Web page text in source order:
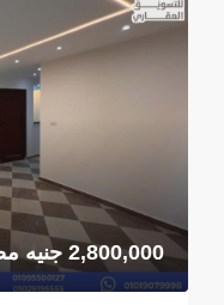
2,800,000 جنيه مصري